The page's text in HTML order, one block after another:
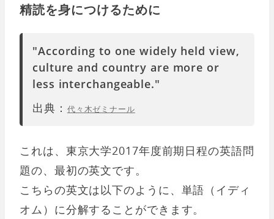
精読を身につけるために
"According to one widely held view,
culture and country are more or
less interchangeable."
出典： 代々木ゼミナール
これは、東京大学2017年度前期日程の英語問
題の、最初の英文です。
こちらの英文は以下のように、単語（イディ
オム）に分解することができます。